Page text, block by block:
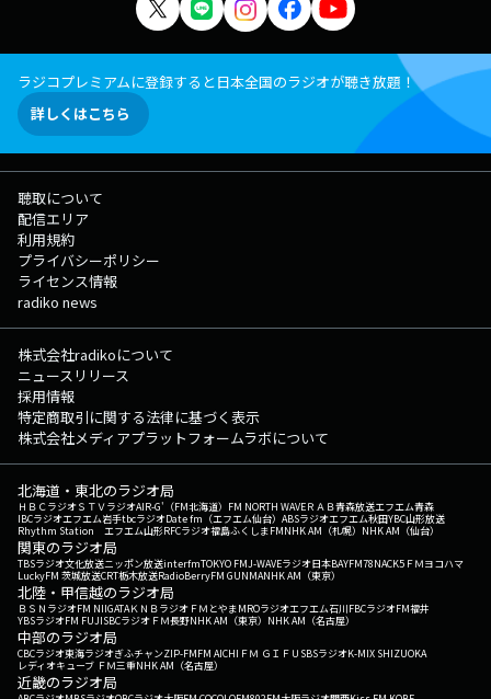
ラジコプレミアムに登録すると日本全国のラジオが聴き放題！
詳しくはこちら
聴取について
配信エリア
利用規約
プライバシーポリシー
ライセンス情報
radiko news
株式会社radikoについて
ニュースリリース
採用情報
特定商取引に関する法律に基づく表示
株式会社メディアプラットフォームラボについて
北海道・東北のラジオ局
ＨＢＣラジオＳＴＶラジオAIR-G'（FM北海道） FM NORTH WAVEＲＡＢ青森放送エフエム青森
IBCラジオエフエム岩手tbcラジオDate fm（エフエム仙台） ABSラジオエフエム秋田YBC山形放送
Rhythm Station エフエム山形RFCラジオ福島ふくしまFMNHK AM（札幌） NHK AM（仙台）
関東のラジオ局
TBSラジオ文化放送ニッポン放送interfmTOKYO FMJ-WAVEラジオ日本BAYFM78NACK5 ＦＭヨコハマ
LuckyFM 茨城放送CRT栃木放送RadioBerryFM GUNMANHK AM（東京）
北陸・甲信越のラジオ局
ＢＳＮラジオFM NIIGATAＫＮＢラジオ ＦＭとやまMROラジオエフエム石川FBCラジオFM福井
YBSラジオFM FUJISBCラジオ ＦＭ長野NHK AM（東京） NHK AM（名古屋）
中部のラジオ局
CBCラジオ東海ラジオぎふチャンZIP-FMFM AICHI ＦＭ ＧＩＦＵ SBSラジオK-MIX SHIZUOKA
レディオキューブ ＦＭ三重NHK AM（名古屋）
近畿のラジオ局